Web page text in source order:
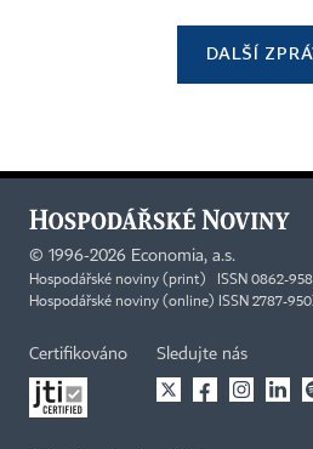
DALŠÍ
© 1996-2026 Economia, a.s.
Hospodářské noviny (print) ISSN 0862-
Hospodářské noviny (online) ISSN 2787-
Certifikováno Sledujte nás